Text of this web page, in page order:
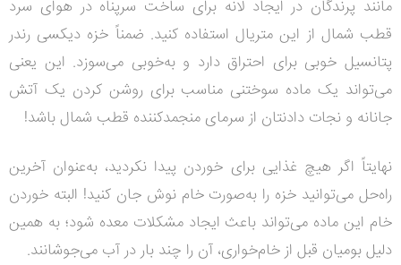
مانند پرندگان در ایجاد لانه برای ساخت سرپناه در هوای سرد
قطب شمال از این متریال استفاده کنید. ضمناً خزه دیکسی رندر
پتانسیل خوبی برای احتراق دارد و به‌خوبی می‌سوزد. این یعنی
می‌تواند یک ماده سوختنی مناسب برای روشن کردن یک آتش
جانانه و نجات دادنتان از سرمای منجمدکننده قطب شمال باشد!
نهایتاً اگر هیچ غذایی برای خوردن پیدا نکردید، به‌عنوان آخرین
راه‌حل می‌توانید خزه را به‌صورت خام نوش جان کنید! البته خوردن
خام این ماده می‌تواند باعث ایجاد مشکلات معده شود؛ به همین
دلیل بومیان قبل از خام‌خواری، آن را چند بار در آب می‌جوشانند.